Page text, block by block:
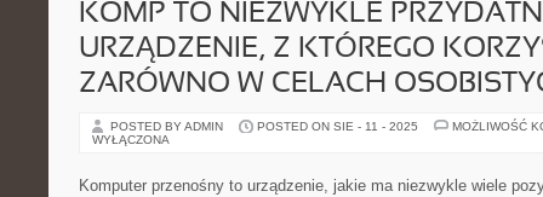
KOMP TO NIEZWYKLE
URZĄDZENIE, Z KTÓREGO
ZARÓWNO W CELACH
POSTED BY ADMIN POSTED ON SIE - 11 - 2025
MOŻLIWOŚĆ
WYŁĄCZONA
Komputer przenośny to urządzenie, jakie ma niezwykle wiele